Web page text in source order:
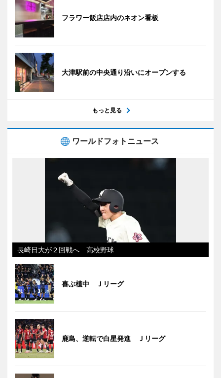
フラワー飯店店内のネオン看板
大津駅前の中央通り沿いにオープンする
もっと見る
ワールドフォトニュース
長崎日大が２回戦へ 高校野球
喜ぶ植中 Ｊリーグ
鹿島、逆転で白星発進 Ｊリーグ